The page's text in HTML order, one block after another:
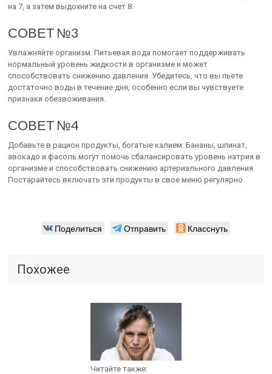
на 7, а затем выдохните на счет 8.
СОВЕТ №3
Увлажняйте организм. Питьевая вода помогает поддерживать
нормальный уровень жидкости в организме и может
способствовать снижению давления. Убедитесь, что вы пьете
достаточно воды в течение дня, особенно если вы чувствуете
признаки обезвоживания.
СОВЕТ №4
Добавьте в рацион продукты, богатые калием. Бананы, шпинат,
авокадо и фасоль могут помочь сбалансировать уровень натрия в
организме и способствовать снижению артериального давления.
Постарайтесь включать эти продукты в свое меню регулярно.
Поделиться Отправить Класснуть
Похожее
Читайте также: